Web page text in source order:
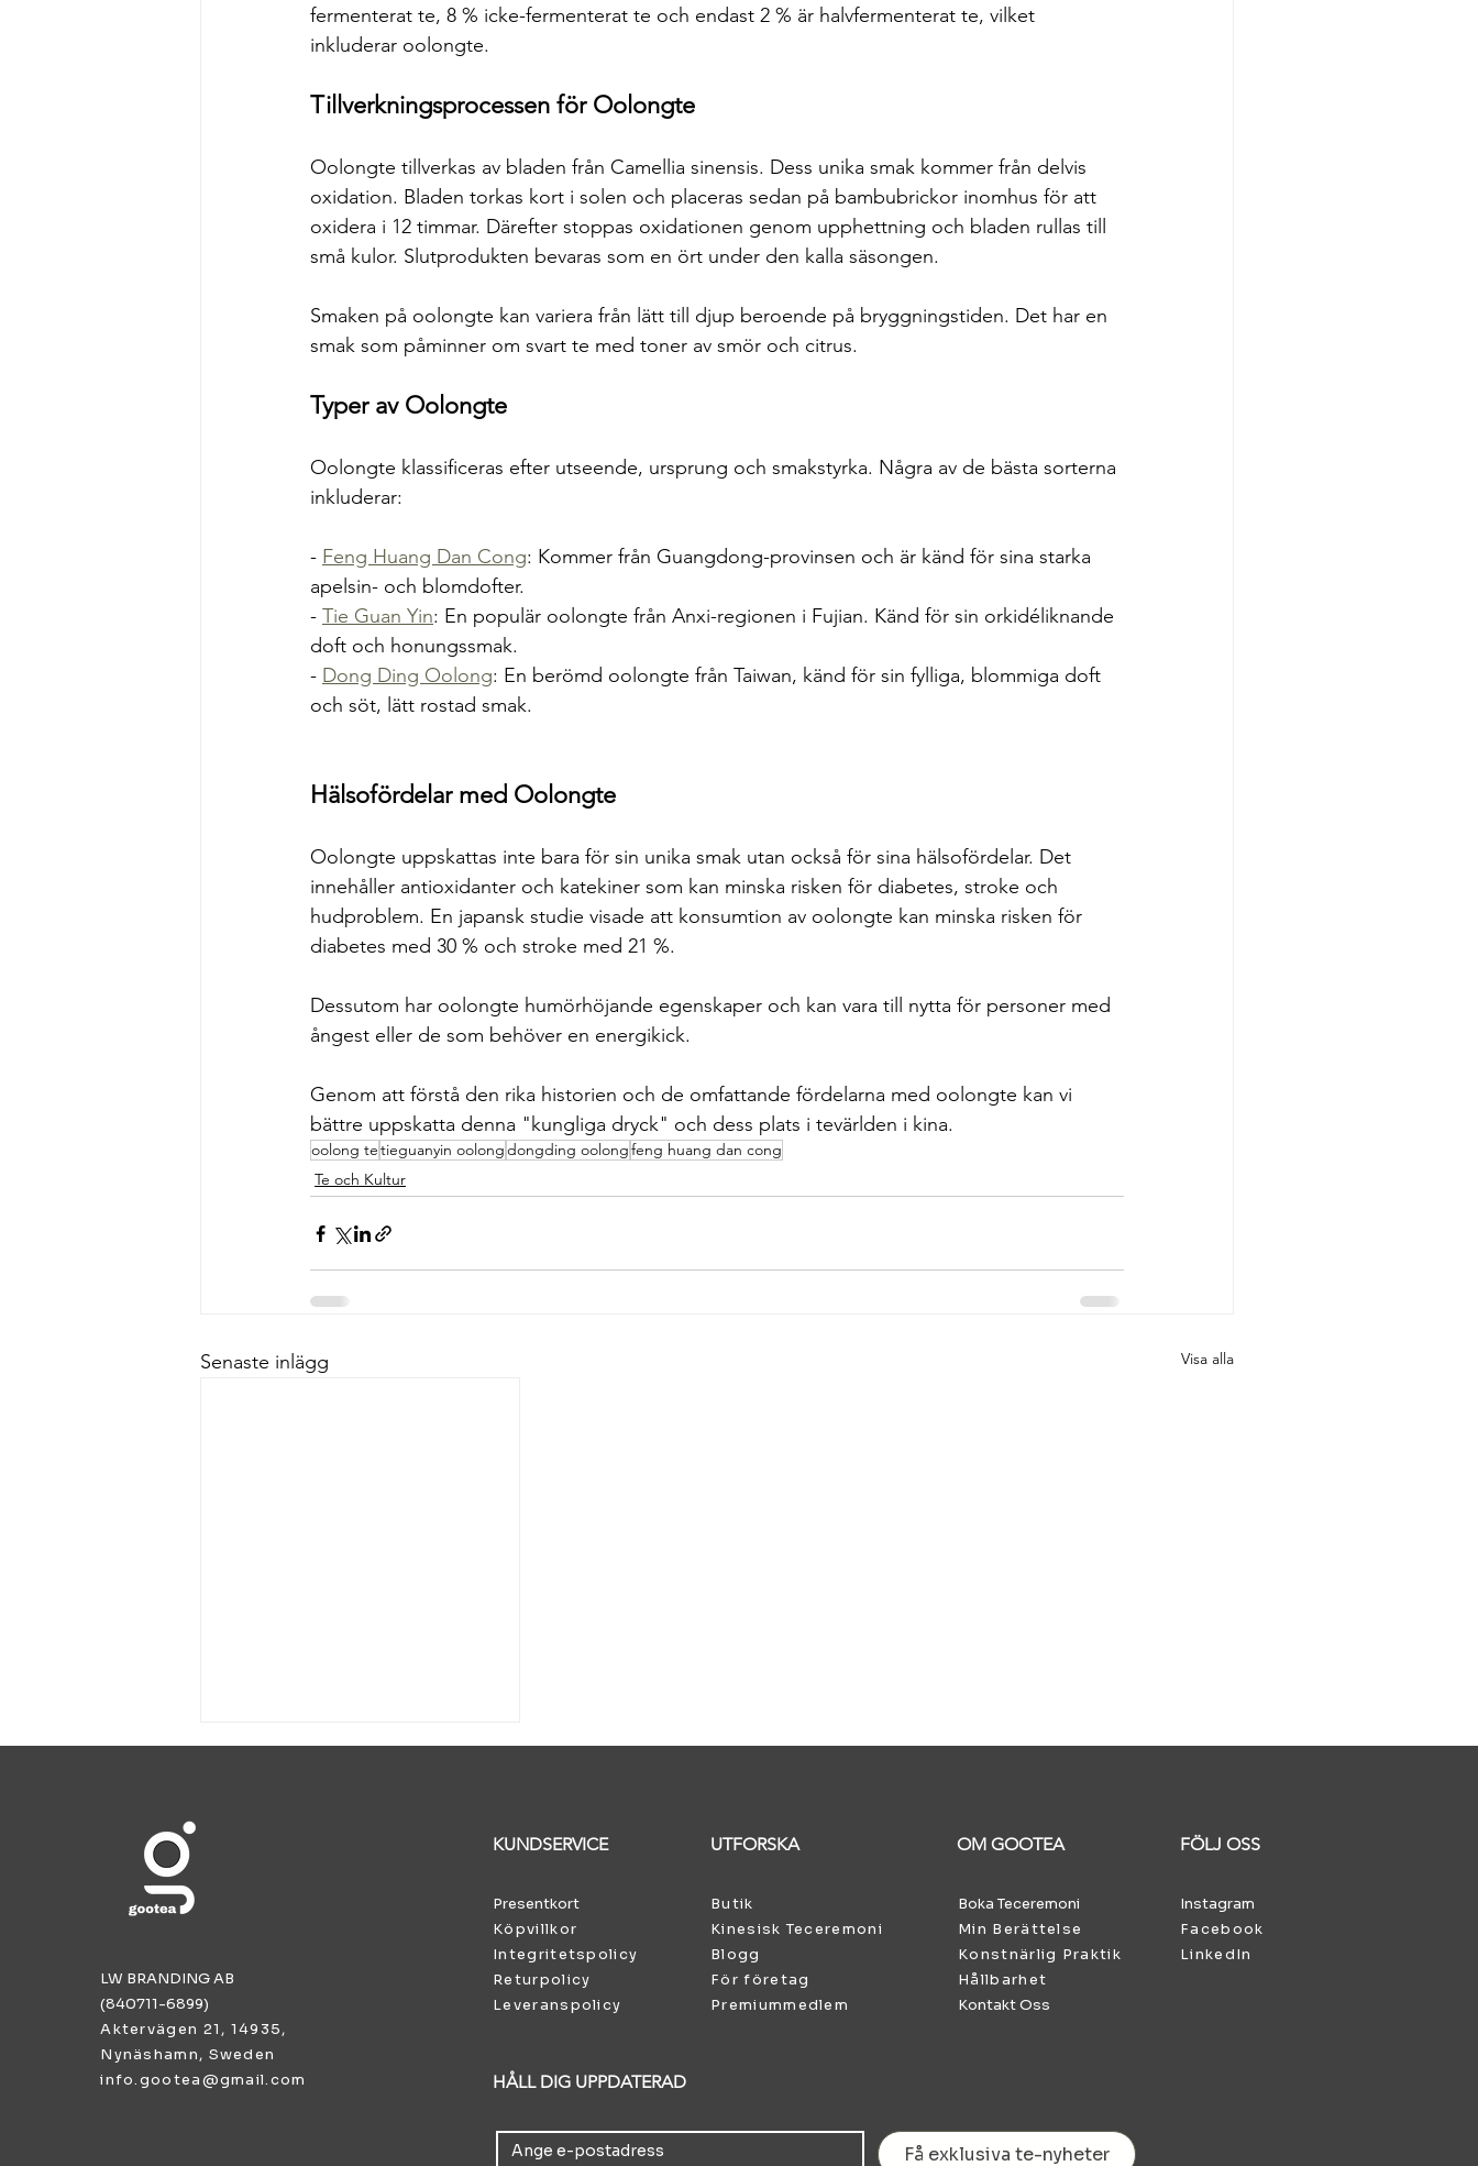
fermenterat te, 8 % icke-fermenterat te och endast 2 % är halvfermenterat te, vilket
inkluderar oolongte.
Tillverkningsprocessen för Oolongte
Oolongte tillverkas av bladen från Camellia sinensis. Dess unika smak kommer från delvis
oxidation. Bladen torkas kort i solen och placeras sedan på bambubrickor inomhus för att
oxidera i 12 timmar. Därefter stoppas oxidationen genom upphettning och bladen rullas till
små kulor. Slutprodukten bevaras som en ört under den kalla säsongen.
Smaken på oolongte kan variera från lätt till djup beroende på bryggningstiden. Det har en
smak som påminner om svart te med toner av smör och citrus.
Typer av Oolongte
Oolongte klassificeras efter utseende, ursprung och smakstyrka. Några av de bästa sorterna
inkluderar:
- Feng Huang Dan Cong: Kommer från Guangdong-provinsen och är känd för sina starka
apelsin- och blomdofter.
- Tie Guan Yin: En populär oolongte från Anxi-regionen i Fujian. Känd för sin orkidéliknande
doft och honungssmak.
- Dong Ding Oolong: En berömd oolongte från Taiwan, känd för sin fylliga, blommiga doft
och söt, lätt rostad smak.
Hälsofördelar med Oolongte
Oolongte uppskattas inte bara för sin unika smak utan också för sina hälsofördelar. Det
innehåller antioxidanter och katekiner som kan minska risken för diabetes, stroke och
hudproblem. En japansk studie visade att konsumtion av oolongte kan minska risken för
diabetes med 30 % och stroke med 21 %.
Dessutom har oolongte humörhöjande egenskaper och kan vara till nytta för personer med
ångest eller de som behöver en energikick.
Genom att förstå den rika historien och de omfattande fördelarna med oolongte kan vi
bättre uppskatta denna "kungliga dryck" och dess plats i tevärlden i kina.
oolong tetieguanyin oolongdongding oolongfeng huang dan cong
Te och Kultur
Senaste inlägg Visa alla
LW BRANDING AB
(840711-6899)
Aktervägen 21, 14935,
Nynäshamn, Sweden
info.gootea@gmail.com
KUNDSERVICE UTFORSKA
Presentkort
Köpvillkor
Integritetspolicy
Returpolicy
Leveranspolicy
Butik
Kinesisk Teceremoni
Blogg
För företag
Premiummedlem
OM GOOTEA
Boka Teceremoni
Min Berättelse
Konstnärlig Praktik
Hållbarhet
Kontakt Oss
FÖLJ OSS
Instagram
Facebook
LinkedIn
HÅLL DIG UPPDATERAD
Få exklusiva te-nyheter